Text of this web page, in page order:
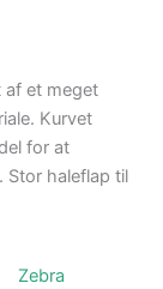
et meget
Kurvet
for at
haleflap til
Zebra